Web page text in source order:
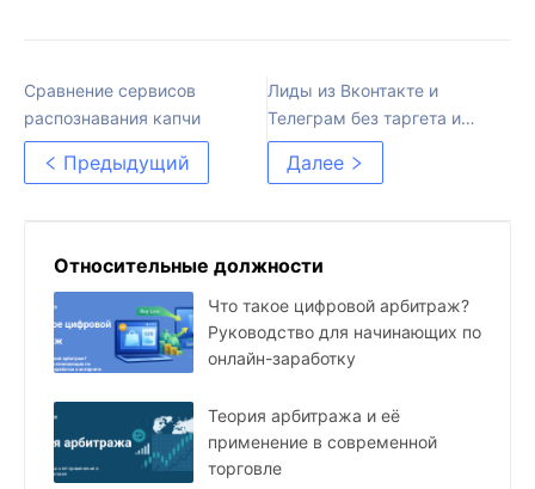
Сравнение сервисов
распознавания капчи
Предыдущий
Лиды из Вконтакте и
Телеграм без таргета и
спама
Далее
Относительные должности
Что такое цифровой арбитраж?
Руководство для начинающих по
онлайн-заработку
Теория арбитража и её
применение в современной
торговле